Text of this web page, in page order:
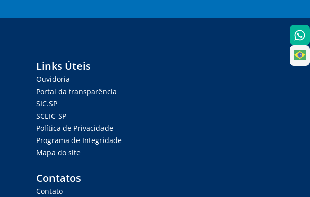
Links Úteis
Ouvidoria
Portal da transparência
SIC.SP
SCEIC-SP
Política de Privacidade
Programa de Integridade
Mapa do site
Contatos
Contato